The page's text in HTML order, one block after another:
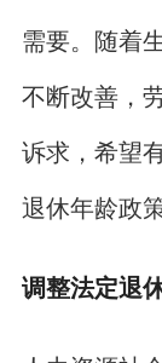
需要。随着
不断改善，
诉求，希望
退休年龄政
调整法定退